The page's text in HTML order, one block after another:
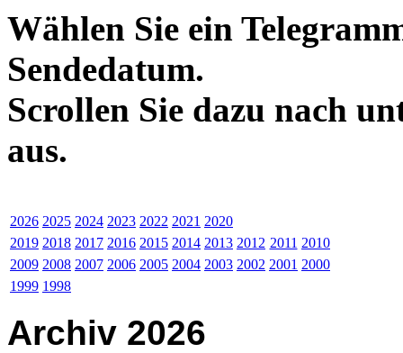
Wählen Sie ein
Sendedatum.
Scrollen Sie dazu nach
aus.
2026 2025 2024 2023 2022 2021 2020
2019 2018 2017 2016 2015 2014 2013 2012 2011 2010
2009 2008 2007 2006 2005 2004 2003 2002 2001 2000
1999 1998
Archiv 2026